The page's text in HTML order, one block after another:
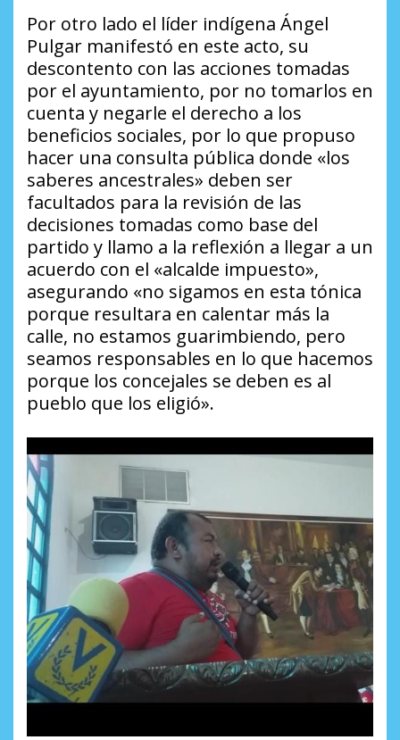
Por otro lado el líder indígena Ángel
Pulgar manifestó en este acto, su
descontento con las acciones tomadas
por el ayuntamiento, por no tomarlos en
cuenta y negarle el derecho a los
beneficios sociales, por lo que propuso
hacer una consulta pública donde «los
saberes ancestrales» deben ser
facultados para la revisión de las
decisiones tomadas como base del
partido y llamo a la reflexión a llegar a un
acuerdo con el «alcalde impuesto»,
asegurando «no sigamos en esta tónica
porque resultara en calentar más la
calle, no estamos guarimbiendo, pero
seamos responsables en lo que hacemos
porque los concejales se deben es al
pueblo que los eligió».